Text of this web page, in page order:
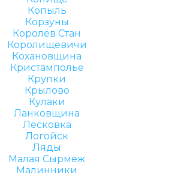
Копыль
Корзуны
Королёв Стан
Королищевичи
Кохановщина
Кристамполье
Крупки
Крылово
Кулаки
Ланковщина
Лесковка
Логойск
Ляды
Малая Сырмеж
Малинники